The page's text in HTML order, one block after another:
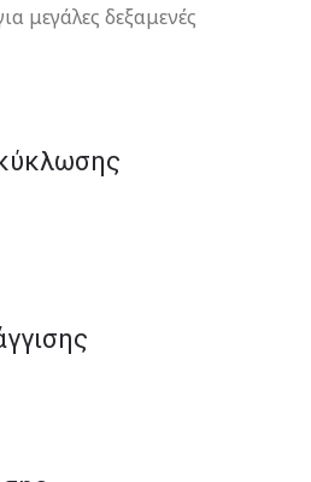
μεγάλες δεξαμενές